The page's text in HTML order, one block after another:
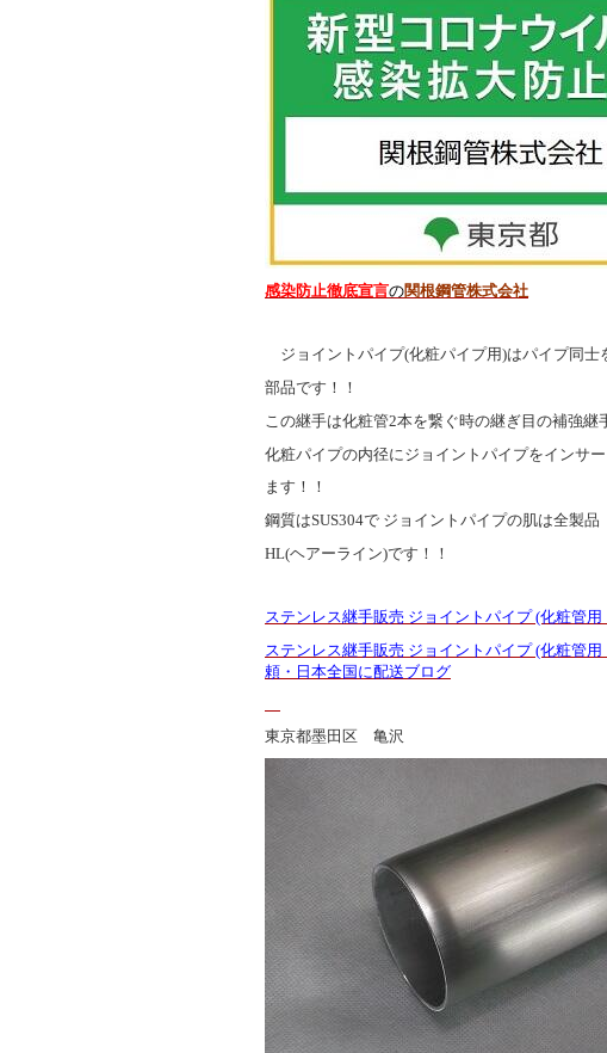
感染防止徹底宣言の関根鋼管株式会社
ジョイントパイプ(化粧パイプ用)はパイプ同士
部品です！！
この継手は化粧管2本を繋ぐ時の継ぎ目の補強継
化粧パイプの内径にジョイントパイプをインサ
ます！！
鋼質はSUS304で ジョイントパイプの肌は全製品
HL(ヘアーライン)です！！
ステンレス継手販売 ジョイントパイプ (化粧管
ステンレス継手販売 ジョイントパイプ (化粧管
頼・日本全国に配送ブログ
東京都墨田区 亀沢